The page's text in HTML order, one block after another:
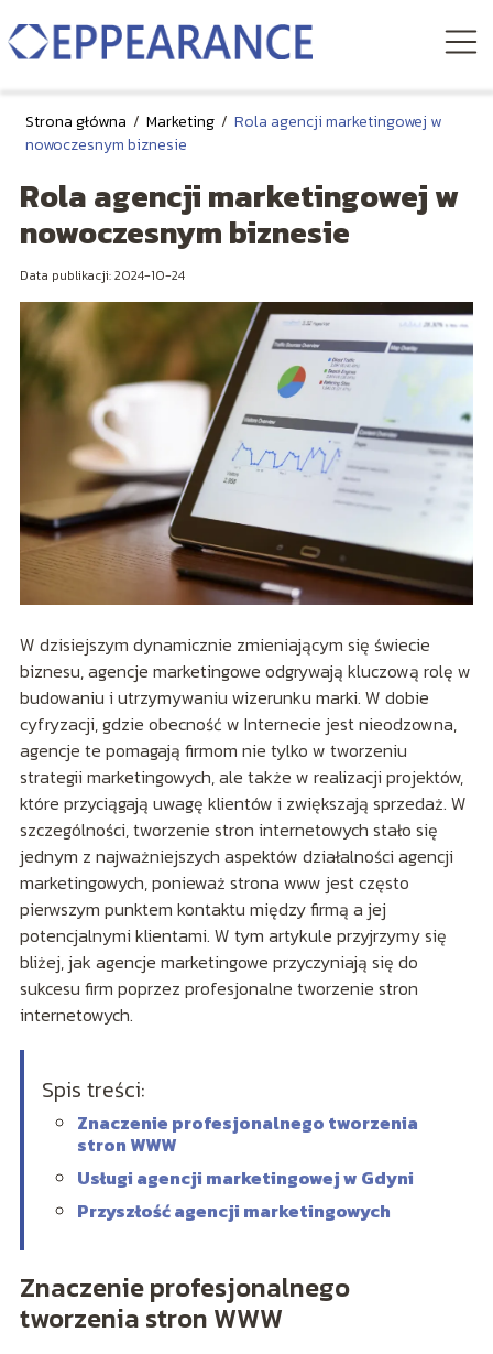
Strona główna / Marketing / Rola agencji marketingowej w
nowoczesnym biznesie
Rola agencji marketingowej w
nowoczesnym biznesie
Data publikacji: 2024-10-24
W dzisiejszym dynamicznie zmieniającym się świecie
biznesu, agencje marketingowe odgrywają kluczową rolę w
budowaniu i utrzymywaniu wizerunku marki. W dobie
cyfryzacji, gdzie obecność w Internecie jest nieodzowna,
agencje te pomagają firmom nie tylko w tworzeniu
strategii marketingowych, ale także w realizacji projektów,
które przyciągają uwagę klientów i zwiększają sprzedaż. W
szczególności, tworzenie stron internetowych stało się
jednym z najważniejszych aspektów działalności agencji
marketingowych, ponieważ strona www jest często
pierwszym punktem kontaktu między firmą a jej
potencjalnymi klientami. W tym artykule przyjrzymy się
bliżej, jak agencje marketingowe przyczyniają się do
sukcesu firm poprzez profesjonalne tworzenie stron
internetowych.
Spis treści:
Znaczenie profesjonalnego tworzenia
stron WWW
Usługi agencji marketingowej w Gdyni
Przyszłość agencji marketingowych
Znaczenie profesjonalnego
tworzenia stron WWW